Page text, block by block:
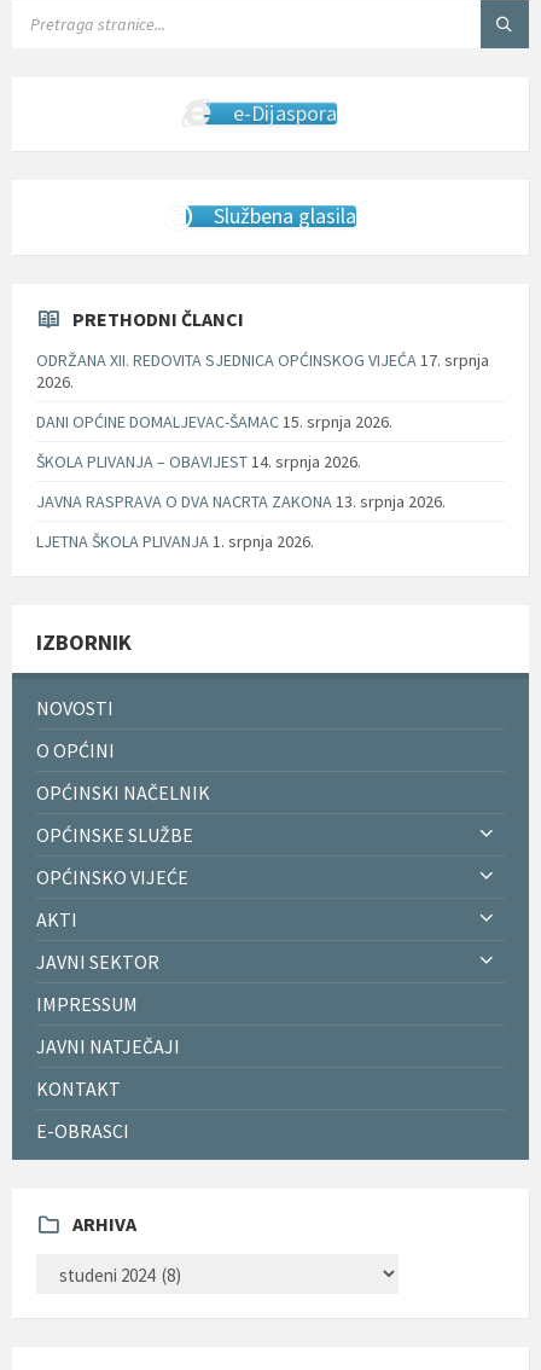
e-Dijaspora
Službena glasila
PRETHODNI ČLANCI
ODRŽANA XII. REDOVITA SJEDNICA OPĆINSKOG VIJEĆA17. srpnja
2026.
DANI OPĆINE DOMALJEVAC-ŠAMAC15. srpnja 2026.
ŠKOLA PLIVANJA – OBAVIJEST14. srpnja 2026.
JAVNA RASPRAVA O DVA NACRTA ZAKONA13. srpnja 2026.
LJETNA ŠKOLA PLIVANJA1. srpnja 2026.
IZBORNIK
NOVOSTI
O OPĆINI
OPĆINSKI NAČELNIK
OPĆINSKE SLUŽBE
OPĆINSKO VIJEĆE
AKTI
JAVNI SEKTOR
IMPRESSUM
JAVNI NATJEČAJI
KONTAKT
E-OBRASCI
ARHIVA